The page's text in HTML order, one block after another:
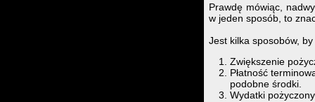
Prawdę mówiąc,
w jeden sposób, to
Jest kilka sposobów,
Zwiększenie
Płatność
podobne środki.
Wydatki